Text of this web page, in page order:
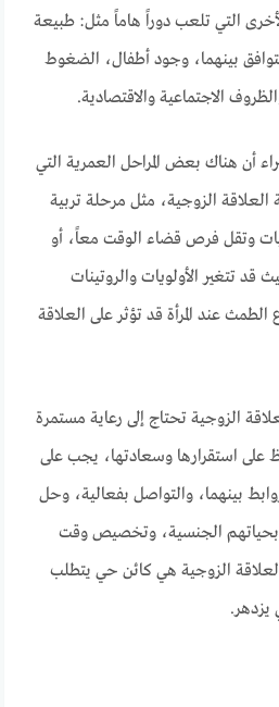
التي تلعب دوراً هاماً مثل: طبيعة
بينهما، وجود أطفال، الضغوط
الاجتماعية والاقتصادية.
أن هناك بعض المراحل العمرية التي
الزوجية، مثل مرحلة تربية
وتقل فرص قضاء الوقت معاً، أو
تتغير الأولويات والروتينات
عند المرأة قد تؤثر على العلاقة
الزوجية تحتاج إلى رعاية مستمرة
على استقرارها وسعادتها، يجب على
بينهما، والتواصل بفعالية، وحل
بحياتهم الجنسية، وتخصيص وقت
الزوجية هي كائن حي يتطلب
يزدهر.